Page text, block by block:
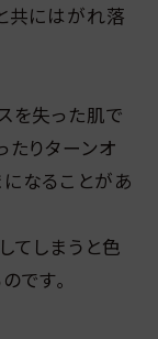
共にはがれ落
を失った肌で
たりターンオ
なることがあ
てしまうと色
です｡